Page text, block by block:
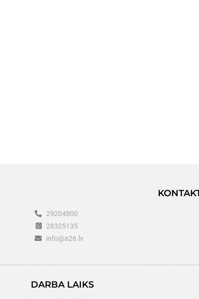
29204800
28325135
info@a26.lv
DARBA LAIKS